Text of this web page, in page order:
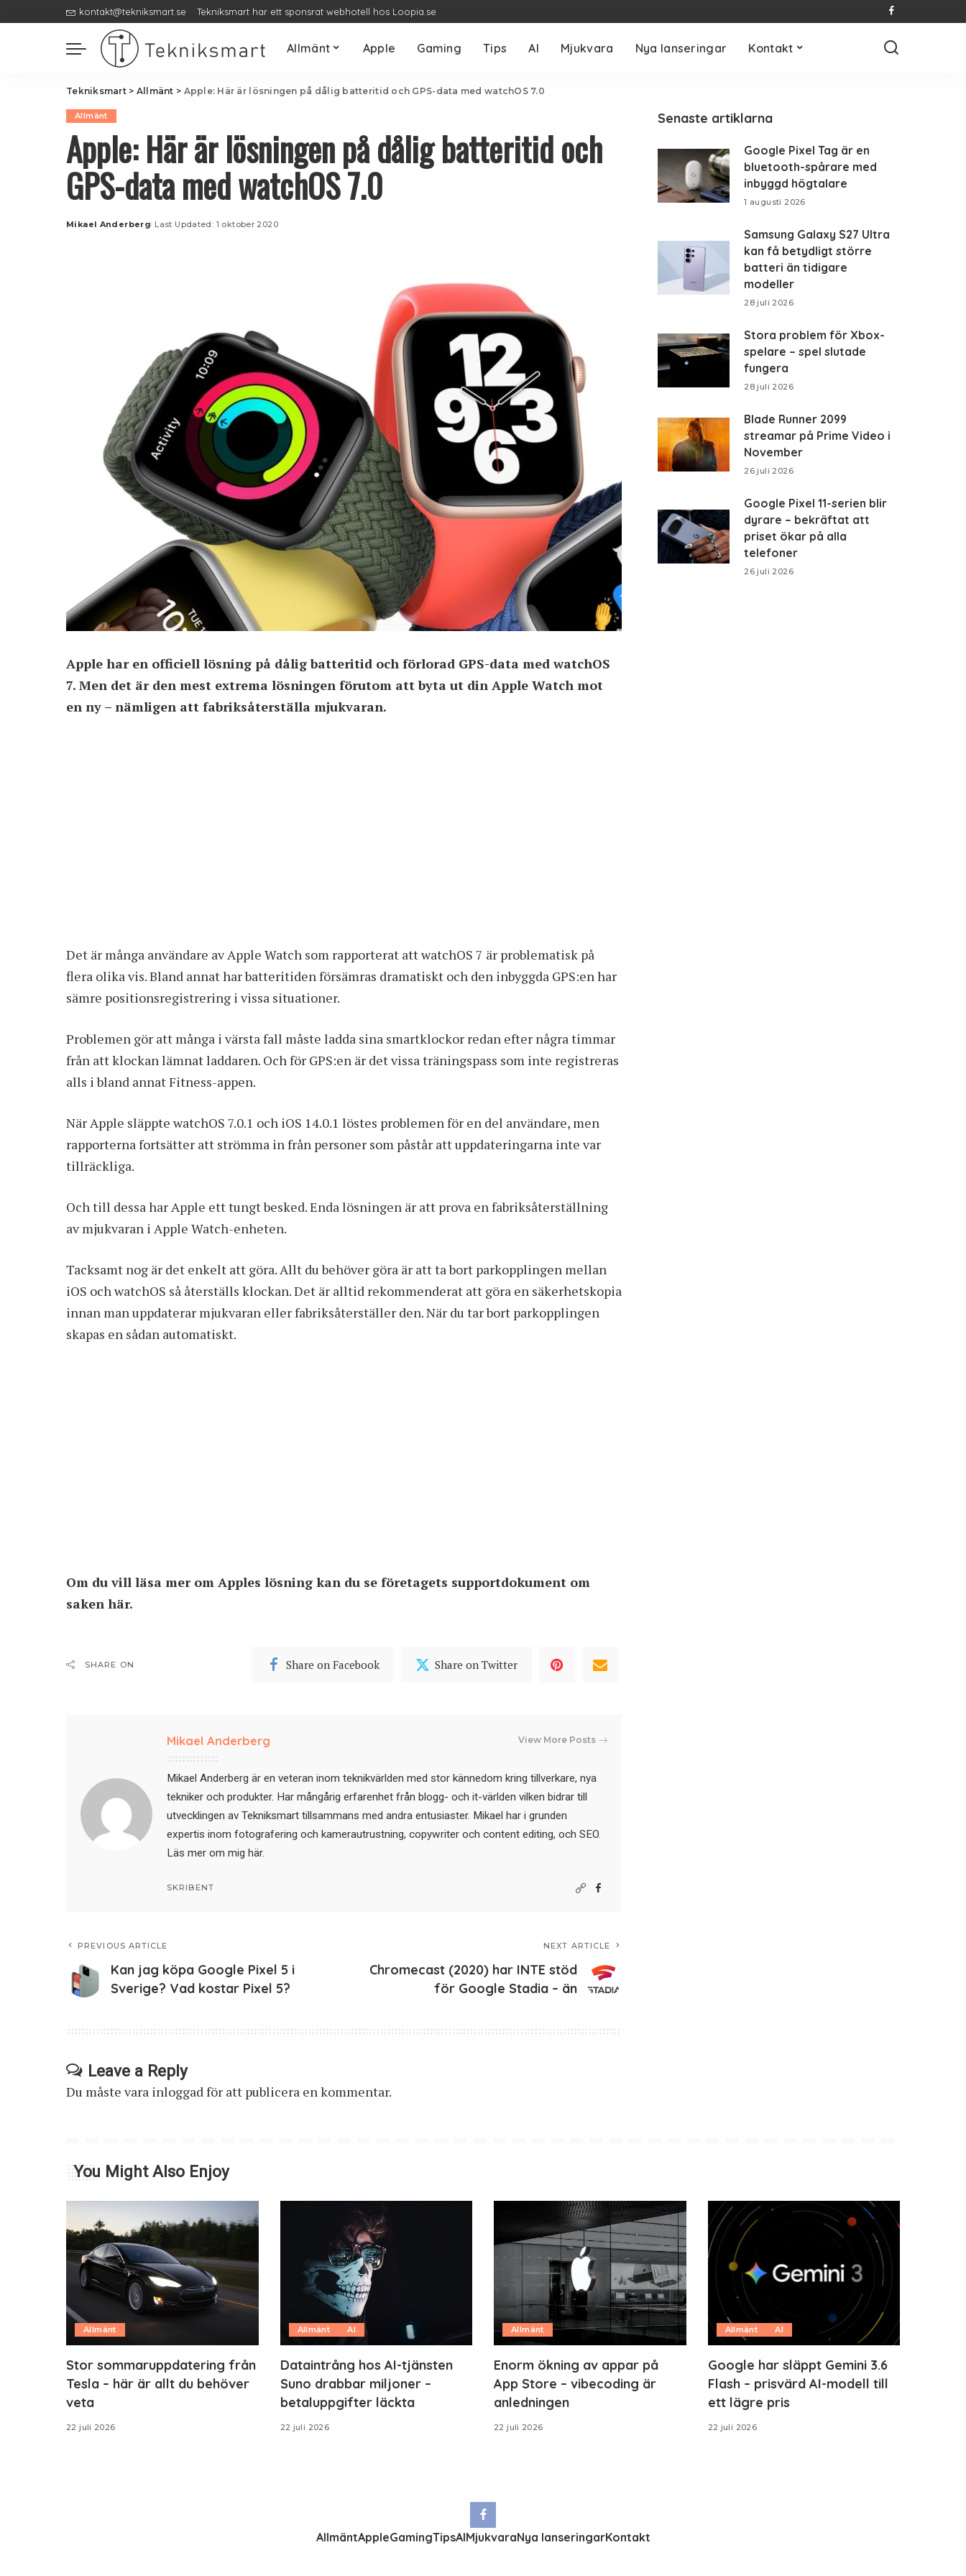
kontakt@tekniksmart.se Tekniksmart har ett sponsrat webhotell hos Loopia.se
Allmänt Apple Gaming Tips AI Mjukvara Nya lanseringar Kontakt
Tekniksmart> Allmänt > Apple: Här är lösningen på dålig batteritid och GPS-data med watchOS 7.0
Allmänt
Apple: Här är lösningen på dålig batteritid och
GPS-data med watchOS 7.0
Posted
Mikael Anderberg Last Updated: 1 oktober 2020
Apple har en officiell lösning på dålig batteritid och förlorad GPS-data med watchOS
7. Men det är den mest extrema lösningen förutom att byta ut din Apple Watch mot
en ny – nämligen att fabriksåterställa mjukvaran.
Det är många användare av Apple Watch som rapporterat att watchOS 7 är problematisk på
flera olika vis. Bland annat har batteritiden försämras dramatiskt och den inbyggda GPS:en har
sämre positionsregistrering i vissa situationer.
Problemen gör att många i värsta fall måste ladda sina smartklockor redan efter några timmar
från att klockan lämnat laddaren. Och för GPS:en är det vissa träningspass som inte registreras
alls i bland annat Fitness-appen.
När Apple släppte watchOS 7.0.1 och iOS 14.0.1 löstes problemen för en del användare, men
rapporterna fortsätter att strömma in från personer som påstår att uppdateringarna inte var
tillräckliga.
Och till dessa har Apple ett tungt besked. Enda lösningen är att prova en fabriksåterställning
av mjukvaran i Apple Watch-enheten.
Tacksamt nog är det enkelt att göra. Allt du behöver göra är att ta bort parkopplingen mellan
iOS och watchOS så återställs klockan. Det är alltid rekommenderat att göra en säkerhetskopia
innan man uppdaterar mjukvaran eller fabriksåterställer den. När du tar bort parkopplingen
skapas en sådan automatiskt.
Om du vill läsa mer om Apples lösning kan du se företagets supportdokument om
saken här.
SHARE ON Share on Facebook Share on Twitter
Mikael Anderberg View More Posts
Mikael Anderberg är en veteran inom teknikvärlden med stor kännedom kring tillverkare, nya
tekniker och produkter. Har mångårig erfarenhet från blogg- och it-världen vilken bidrar till
utvecklingen av Tekniksmart tillsammans med andra entusiaster. Mikael har i grunden
expertis inom fotografering och kamerautrustning, copywriter och content editing, och SEO.
Läs mer om mig här.
SKRIBENT
PREVIOUS ARTICLE
Kan jag köpa Google Pixel 5 i
Sverige? Vad kostar Pixel 5?
NEXT ARTICLE
Chromecast (2020) har INTE stöd
för Google Stadia – än
Leave a Reply
Du måste vara inloggadför att publicera en kommentar.
Senaste artiklarna
Google Pixel Tag är en
bluetooth-spårare med
inbyggd högtalare
1 augusti 2026
Samsung Galaxy S27 Ultra
kan få betydligt större
batteri än tidigare
modeller
28 juli 2026
Stora problem för Xbox-
spelare – spel slutade
fungera
28 juli 2026
Blade Runner 2099
streamar på Prime Video i
November
26 juli 2026
Google Pixel 11-serien blir
dyrare – bekräftat att
priset ökar på alla
telefoner
26 juli 2026
You Might Also Enjoy
Allmänt
Stor sommaruppdatering från
Tesla – här är allt du behöver
veta
22 juli 2026
Allmänt AI
Dataintrång hos AI-tjänsten
Suno drabbar miljoner –
betaluppgifter läckta
22 juli 2026
Allmänt
Enorm ökning av appar på
App Store – vibecoding är
anledningen
22 juli 2026
Allmänt AI
Google har släppt Gemini 3.6
Flash – prisvärd AI-modell till
ett lägre pris
22 juli 2026
AllmäntAppleGamingTipsAIMjukvaraNya lanseringarKontakt